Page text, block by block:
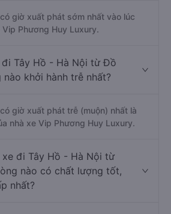
giờ xuất phát sớm nhất vào lúc
Phương Huy Luxury.
đi Tây Hồ - Hà Nội từ Đồ
nào khởi hành trễ nhất?
giờ xuất phát trễ (muộn) nhất là
nhà xe Vip Phương Huy Luxury.
xe đi Tây Hồ - Hà Nội từ
nào có chất lượng tốt,
nhất?